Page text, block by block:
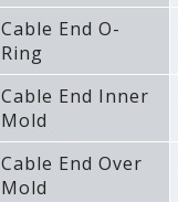
Cable End O-
Ring
Cable End Inner
Mold
Cable End Over
Mold